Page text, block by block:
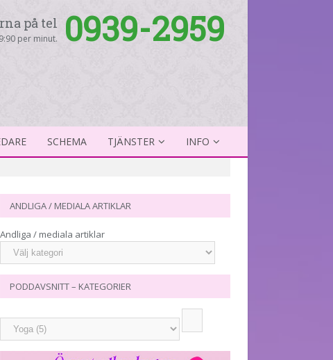
på tel
per minut. 0939-2959
SCHEMA TJÄNSTER INFO
ANDLIGA / MEDIALA ARTIKLAR
Andliga / mediala artiklar
PODDAVSNITT – KATEGORIER